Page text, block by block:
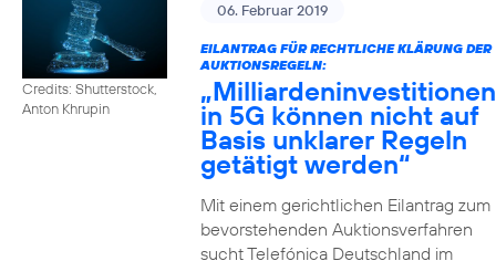
Credits: Shutterstock,
Anton Khrupin
06. Februar 2019
EILANTRAG FÜR RECHTLICHE KLÄRUNG DER
AUKTIONSREGELN:
„Milliardeninvestitionen
in 5G können nicht auf
Basis unklarer Regeln
getätigt werden“
Mit einem gerichtlichen Eilantrag zum
bevorstehenden Auktionsverfahren
sucht Telefónica Deutschland im